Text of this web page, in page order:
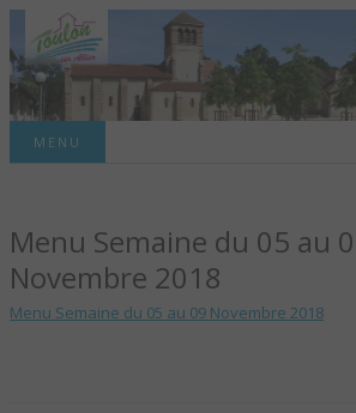
TOULON-
ALLIER –
OFFICIEL
MENU
Menu Semaine du 05 au
Novembre 2018
Menu Semaine du 05 au 09 Novembre 2018